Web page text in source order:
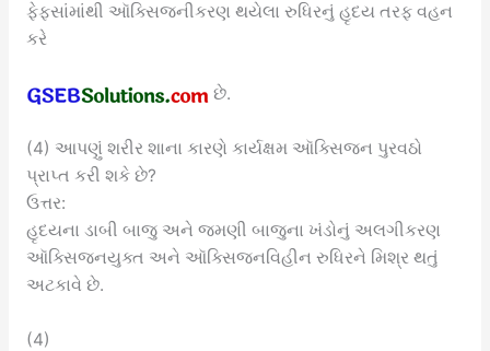
ફેફસાંમાંથી ઑક્સિજનીકરણ થયેલા રુધિરનું હૃદય તરફ વહન
કરે
છે.
(4) આપણું શરીર શાના કારણે કાર્યક્ષમ ઑક્સિજન પુરવઠો
પ્રાપ્ત કરી શકે છે?
ઉત્તર:
હૃદયના ડાબી બાજુ અને જમણી બાજુના ખંડોનું અલગીકરણ
ઑક્સિજનયુક્ત અને ઑક્સિજનવિહીન રુધિરને મિશ્ર થતું
અટકાવે છે.
(4)